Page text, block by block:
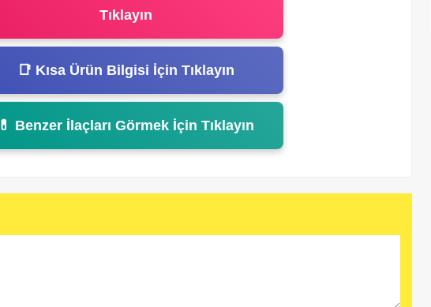
Tıklayın
📑 Kısa Ürün Bilgisi İçin Tıklayın
💊 Benzer İlaçları Görmek İçin Tıklayın